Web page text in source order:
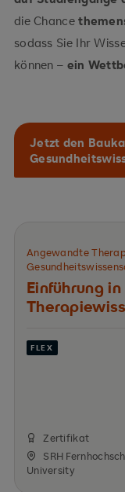
die Chance
sodass Sie Ihr
können – ein
Jetzt den
Angewandte
Einführung
FLEX
Zertifikat
SRH
University